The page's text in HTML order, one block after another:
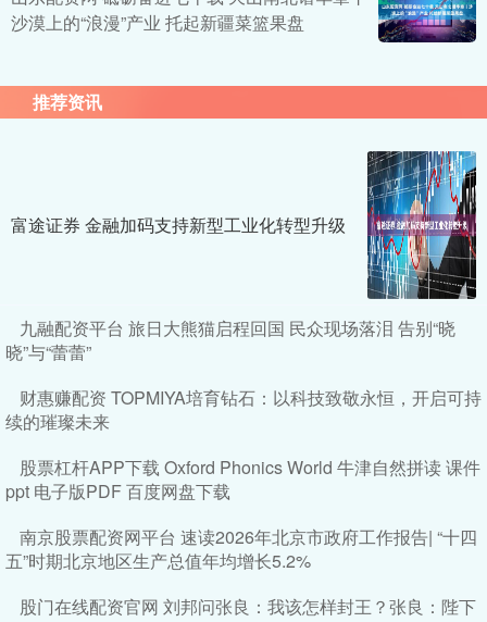
沙漠上的“浪漫”产业 托起新疆菜篮果盘
推荐资讯
富途证券 金融加码支持新型工业化转型升级
九融配资平台 旅日大熊猫启程回国 民众现场落泪 告别“晓
晓”与“蕾蕾”
财惠赚配资 TOPMIYA培育钻石：以科技致敬永恒，开启可持
续的璀璨未来
股票杠杆APP下载 Oxford Phonics World 牛津自然拼读 课件
ppt 电子版PDF 百度网盘下载
南京股票配资网平台 速读2026年北京市政府工作报告| “十四
五”时期北京地区生产总值年均增长5.2%
股门在线配资官网 刘邦问张良：我该怎样封王？张良：陛下